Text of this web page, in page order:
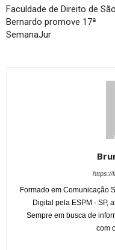
Faculdade de Direito de São
Bernardo promove 17ª
SemanaJur
https://
Formado em Comunicação
Digital pela ESPM - SP,
Sempre em busca de
com